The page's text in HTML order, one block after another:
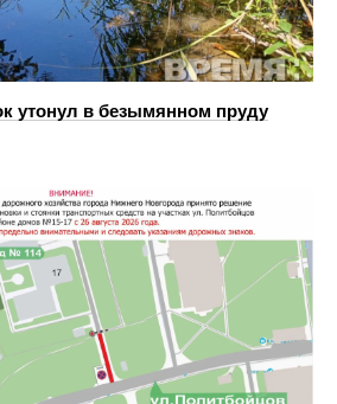
утонул в безымянном пруду